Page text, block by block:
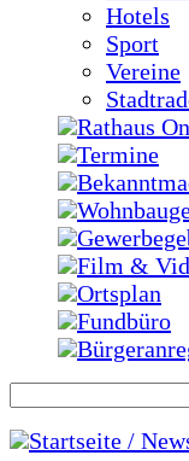
Hotels
Sport
Vereine
Rathaus
Termine
Film &
Ortsplan
Fundbüro
Startseite /